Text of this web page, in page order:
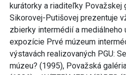
kurátorky a riaditeľky Považskej
Sikorovej-Putišovej prezentuje
zbierky intermédií a mediálneho
expozície Prvé múzeum
výstavách realizovaných PGU:
múzeu? (1995), Považská